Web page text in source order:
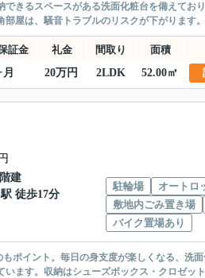
きるスペースがある洗面化粧台を備えてお
屋は、騒音トラブルのリスクが下がります
証金 礼金 間取り 面積
20万円 2LDK 52.00㎡
建
駅 徒歩17分
駐輪場 オートロ
敷地内ごみ置き場
バイク置場あり
ポイント。毎日の身支度が楽しくなる、洗
ます。収納はシューズボックス・クロゼッ